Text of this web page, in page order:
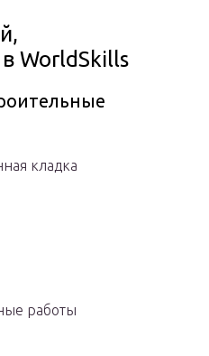
WorldSkills
кладка
работы